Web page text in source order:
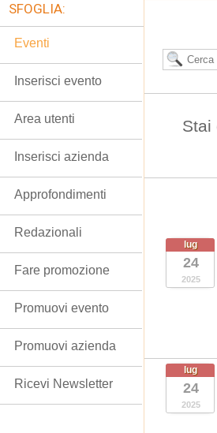
Stai
lug
24
2025
lug
24
2025
SFOGLIA:
Eventi
Inserisci evento
Area utenti
Inserisci azienda
Approfondimenti
Redazionali
Fare promozione
Promuovi evento
Promuovi azienda
Ricevi Newsletter